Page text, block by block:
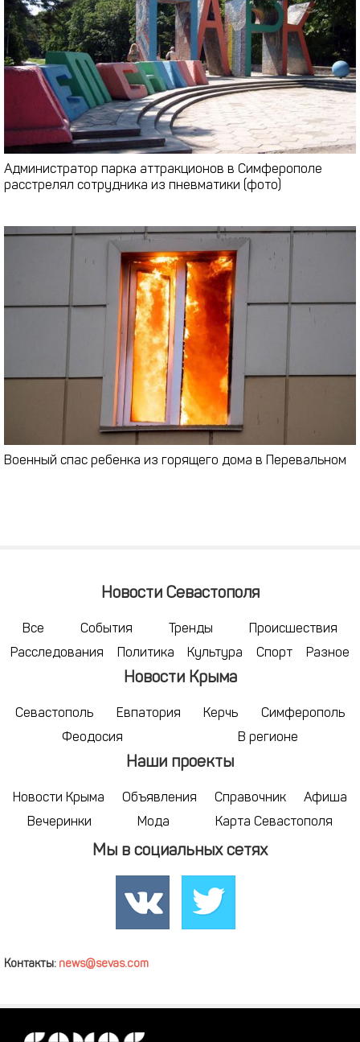
Администратор парка аттракционов в Симферополе
расстрелял сотрудника из пневматики (фото)
Военный спас ребенка из горящего дома в Перевальном
Новости Севастополя
Все События Тренды
Происшествия
Расследования
Политика Культура Спорт Разное
Новости Крыма
Севастополь Евпатория Керчь
Симферополь
Феодосия
В регионе
Наши проекты
Новости Крыма Объявления Справочник
Афиша
Вечеринки
Мода Карта Севастополя
Мы в социальных сетях
Контакты: news@sevas.com